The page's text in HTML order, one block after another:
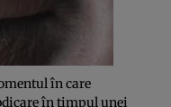
în care
în timpul unei